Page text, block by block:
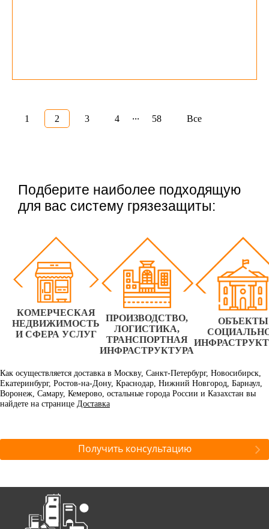
1 2 3 4 ... 58 Все
Подберите наиболее подходящую
для вас систему грязезащиты:
КОМЕРЧЕСКАЯ
НЕДВИЖИМОСТЬ
И СФЕРА УСЛУГ
ПРОИЗВОДСТВО,
ЛОГИСТИКА,
ТРАНСПОРТНАЯ
ИНФРАСТРУКТУРА
ОБЪЕКТЫ
Как осуществляется доставка в Москву, Санкт-Петербург, Новосибирск,
Екатеринбург, Ростов-на-Дону, Краснодар, Нижний Новгород, Барнаул,
Воронеж, Самару, Кемерово, остальные города России и Казахстан вы
найдете на странице Доставка
Получить консультацию